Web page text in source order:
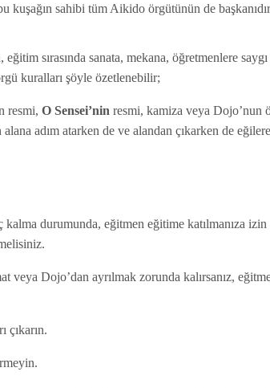
kuşağın sahibi tüm Aikido örgütünün de
sırasında sanata, mekana, öğretmenlere
kuralları şöyle özetlenebilir;
resmi,O Sensei’nin resmi, kamiza veya Dojo’nun
adım atarken de ve alandan çıkarken de
durumunda, eğitmen eğitime katılmanıza
veya Dojo’dan ayrılmak zorunda kalırsanız,
çıkarın.